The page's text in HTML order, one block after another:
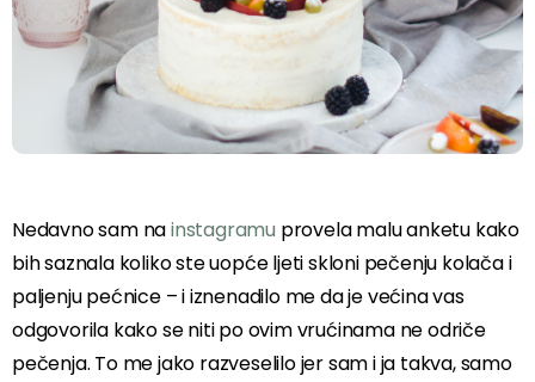
Nedavno sam nainstagramu provela malu anketu kako
bih saznala koliko ste uopće ljeti skloni pečenju kolača i
paljenju pećnice – i iznenadilo me da je većina vas
odgovorila kako se niti po ovim vrućinama ne odriče
pečenja. To me jako razveselilo jer sam i ja takva, samo